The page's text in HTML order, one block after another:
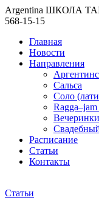
Argentina ШКОЛА
568-15-15
Главная
Новости
Направления
Сальса
Соло
Расписание
Статьи
Контакты
Статьи